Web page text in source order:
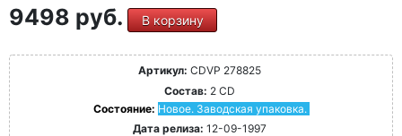
9498 руб. В корзину
Артикул: CDVP 278825
Состав: 2 CD
Состояние: Новое. Заводская упаковка.
Дата релиза: 12-09-1997